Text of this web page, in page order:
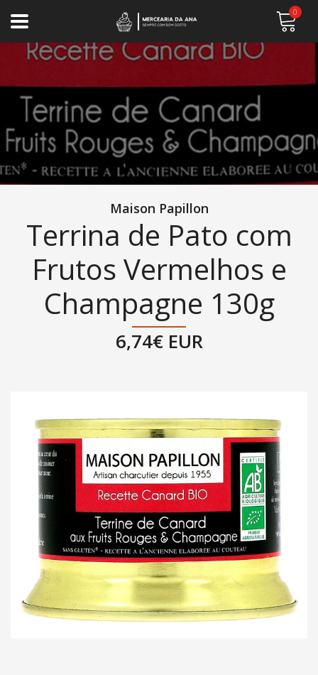
0
Maison Papillon
Terrina de Pato com
Frutos Vermelhos e
Champagne 130g
6,74€ EUR